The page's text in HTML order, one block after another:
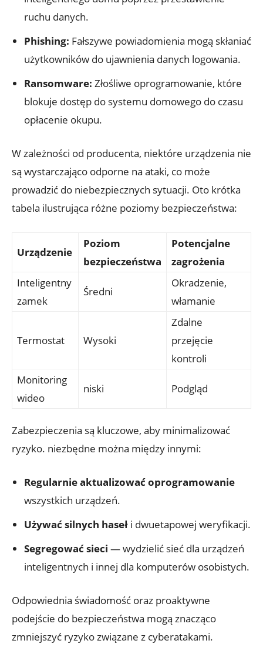
ruchu​ danych.
Phishing: Fałszywe powiadomienia mogą skłaniać
użytkowników‍ do ujawnienia danych logowania.
Ransomware: Złośliwe oprogramowanie, które
blokuje ⁢dostęp do systemu domowego do czasu
opłacenie okupu.
W⁣ zależności od producenta, niektóre ‍urządzenia nie
są wystarczająco odporne na ataki, co może
prowadzić do niebezpiecznych‍ sytuacji. Oto krótka
tabela ilustrująca różne poziomy bezpieczeństwa:
Urządzenie
Poziom
bezpieczeństwa
Potencjalne
zagrożenia
Inteligentny
zamek
Średni
Okradzenie,
włamanie
Termostat Wysoki
Zdalne
przejęcie
kontroli
Monitoring
wideo
niski Podgląd
Zabezpieczenia są kluczowe, aby minimalizować
ryzyko. niezbędne można‌ między innymi:
Regularnie aktualizować oprogramowanie
wszystkich urządzeń.
Używać silnych haseł i dwuetapowej weryfikacji.
Segregować⁣ sieci — wydzielić sieć dla urządzeń
inteligentnych i innej dla komputerów osobistych.
Odpowiednia świadomość oraz proaktywne
podejście do bezpieczeństwa mogą znacząco
zmniejszyć ryzyko​ związane ⁢z ‍cyberatakami.